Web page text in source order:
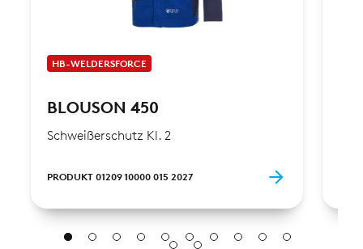
HB-WELDERSFORCE
BLOUSON 450
Schweißerschutz Kl. 2
PRODUKT 01209 10000 015 2027